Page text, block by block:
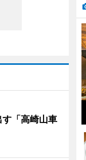
「高崎山車